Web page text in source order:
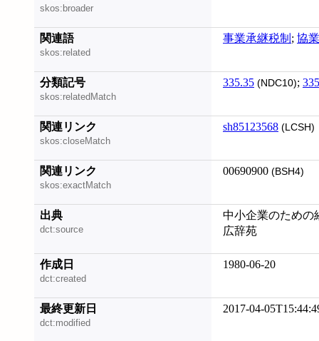
skos:broader
関連語
skos:related
事業承継税制 ; 協
分類記号
skos:relatedMatch
335.35 (NDC10);
関連リンク
skos:closeMatch
sh85123568 (LCSH)
関連リンク
skos:exactMatch
00690900 (BSH4)
出典
dct:source
中小企業のための
広辞苑
作成日
dct:created
1980-06-20
最終更新日
dct:modified
2017-04-